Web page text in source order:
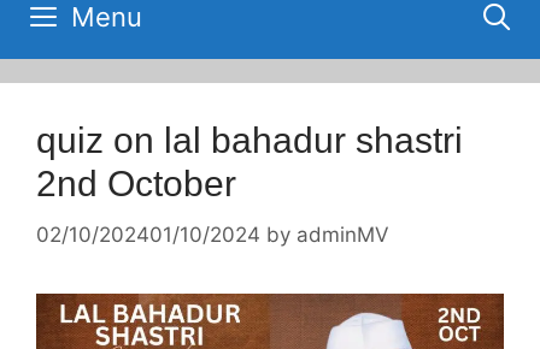
Menu
quiz on lal bahadur shastri
2nd October
02/10/202401/10/2024 by adminMV